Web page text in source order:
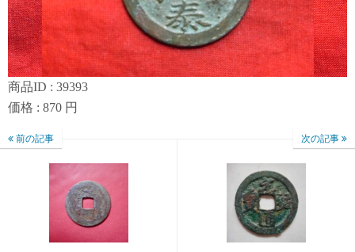
商品ID : 39393
価格 : 870 円
前の記事 次の記事